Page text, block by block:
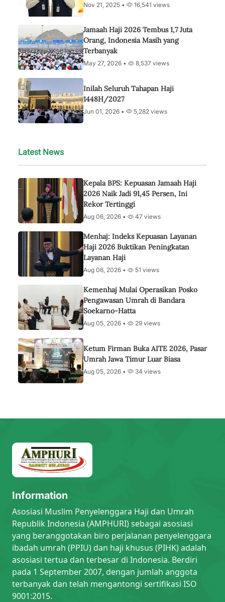
Nov 21, 2025 • 16,541 views
Jamaah Haji 2026 Tembus 1,7 Juta
Orang, Indonesia Masih yang
Terbanyak
May 27, 2026 • 8,537 views
Inilah Seluruh Tahapan Haji
1448H/2027
Jun 01, 2026 • 5,282 views
Latest News
Kepala BPS: Kepuasan Jamaah Haji
2026 Naik Jadi 91,45 Persen, Ini
Rekor Tertinggi
Aug 06, 2026 • 47 views
Menhaj: Indeks Kepuasan Layanan
Haji 2026 Buktikan Peningkatan
Layanan Haji
Aug 06, 2026 • 51 views
Kemenhaj Mulai Operasikan Posko
Pengawasan Umrah di Bandara
Soekarno-Hatta
Aug 05, 2026 • 29 views
Ketum Firman Buka AITE 2026, Pasar
Umrah Jawa Timur Luar Biasa
Aug 05, 2026 • 34 views
Information
Asosiasi Muslim Penyelenggara Haji dan Umrah
Republik Indonesia (AMPHURI) sebagai asosiasi
yang beranggotakan biro perjalanan penyelenggara
ibadah umrah (PPIU) dan haji khusus (PIHK) adalah
asosiasi tertua dan terbesar di Indonesia. Berdiri
pada 1 September 2007, dengan jumlah anggota
terbanyak dan telah mengantongi sertifikasi ISO
9001:2015.